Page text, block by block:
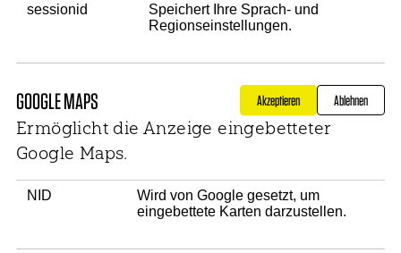
sessionid
Speichert Ihre Sprach- und
Regionseinstellungen.
GOOGLE MAPS
Ermöglicht die Anzeige eingebetteter
Google Maps.
NID
Wird von Google gesetzt, um
eingebettete Karten darzustellen.